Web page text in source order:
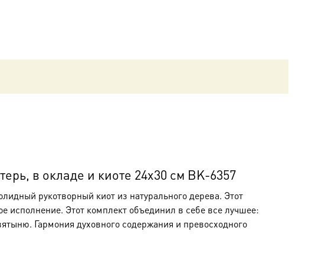
в окладе и киоте 24х30 см BK-6357
рукотворный киот из натурального дерева. Этот
исполнение. Этот комплект объединил в себе все лучшее:
Гармония духовного содержания и превосходного